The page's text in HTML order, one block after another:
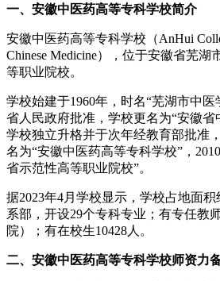
一、安徽中医药高等专科学校简介
安徽中医药高等专科学校（AnHui
Chinese Medicine），位于安徽省芜湖
等职业院校。
学校始建于1960年，时名“芜湖市中医
省人民政府批准，学校更名为“安徽省
学校独立升格并于次年经教育部批准
名为“安徽中医药高等专科学校”，
省示范性高等职业院校”。
据2023年4月学校显示，学校占地面
系部，开设29个专科专业；有专任教
院）；有在校生10428人。
二、安徽中医药高等专科学校师资力